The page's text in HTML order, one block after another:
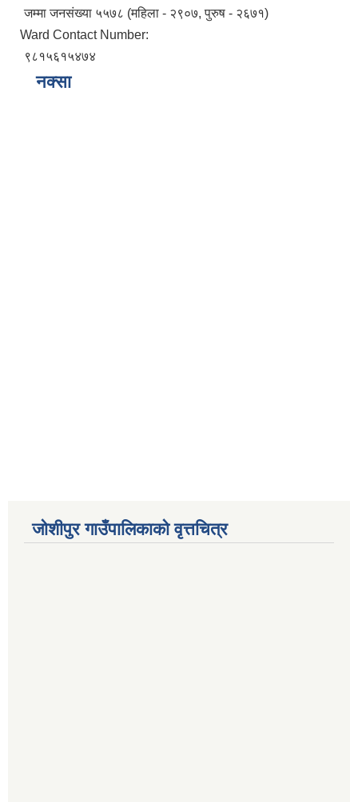
जम्मा जनसंख्या ५५७८ (महिला - २९०७, पुरुष - २६७१)
Ward Contact Number:
९८१५६१५४७४
नक्सा
जोशीपुर गाउँपालिकाको वृत्तचित्र